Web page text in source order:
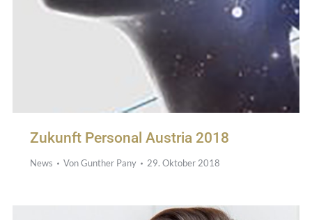
Zukunft Personal Austria 2018
News VonGunther Pany 29. Oktober 2018